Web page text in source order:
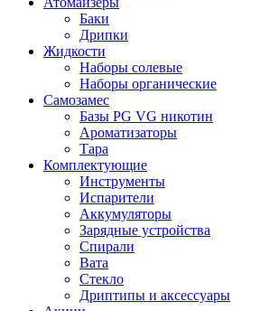
Баки
Дрипки
Жидкости
Наборы солевые
Наборы органические
Самозамес
Базы PG VG никотин
Ароматизаторы
Тара
Комплектующие
Инструменты
Испарители
Аккумуляторы
Зарядные устройства
Спирали
Вата
Стекло
Дриптипы и аксессуары